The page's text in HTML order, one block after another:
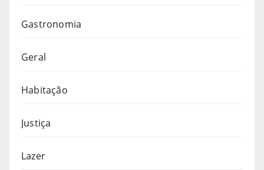
Gastronomia
Geral
Habitação
Justiça
Lazer